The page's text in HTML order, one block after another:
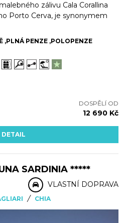
zálivu Cala Corallina
Porto Cerva, je synonymem
,PLNÁ PENZE ,POLOPENZE
DOSPĚLÍ OD
12 690 Kč
DETAIL
SARDINIA *****
VLASTNÍ DOPRAVA
/ CHIA